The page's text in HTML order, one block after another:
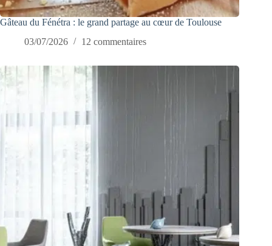
Gâteau du Fénétra : le grand partage au cœur de Toulouse
03/07/2026
12 commentaires